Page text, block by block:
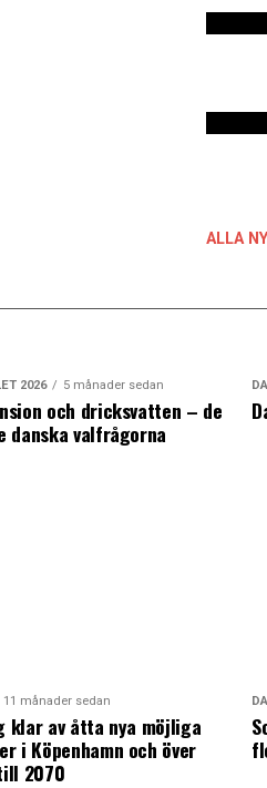
ALLA
2026 5 månader sedan
och dricksvatten – de
danska valfrågorna
11 månader sedan
klar av åtta nya möjliga
i Köpenhamn och över
2070